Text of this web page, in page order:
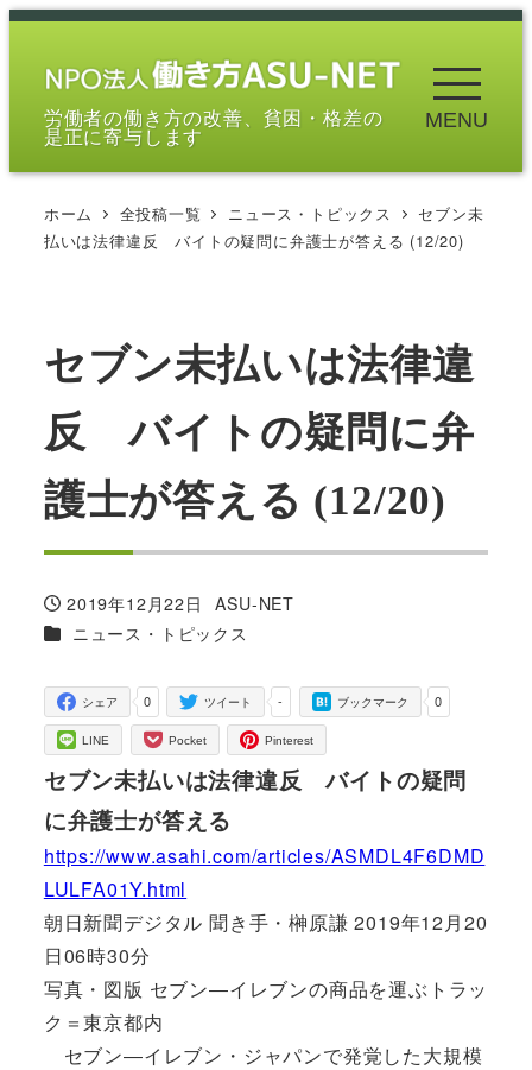
メ
労働者の働き方の改善、貧困・格差の
是正に寄与します
MENU
ホーム 全投稿一覧 ニュース・トピックス
セブン未
払いは法律違反 バイトの疑問に弁護士が答える (12/20)
セブン未払いは法律違
反 バイトの疑問に弁
護士が答える (12/20)
投稿日
2019年12月22日
著
者
ASU-NET
カテゴリー
ニュース・トピックス
0
シェア -
ツイート 0
ブックマーク
LINE Pocket Pinterest
セブン未払いは法律違反 バイトの疑問
に弁護士が答える
https://www.asahi.com/articles/ASMDL4F6DMD
LULFA01Y.html
朝日新聞デジタル 聞き手・榊原謙 2019年12月20
日06時30分
写真・図版 セブン―イレブンの商品を運ぶトラッ
ク＝東京都内
セブン―イレブン・ジャパンで発覚した大規模